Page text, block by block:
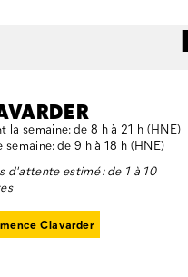
la semaine: de 8 h à 21 h (HNE)
semaine: de 9 h à 18 h (HNE)
d'attente estimé : de 1 à 10
Clavarder